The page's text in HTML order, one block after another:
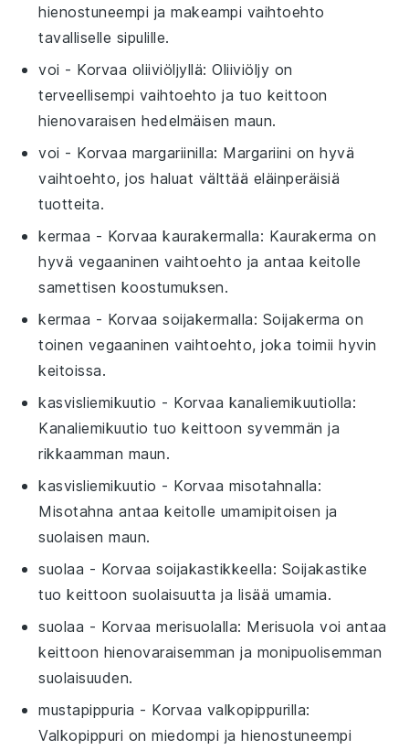
hienostuneempi ja makeampi vaihtoehto
tavalliselle sipulille.
voi - Korvaa oliiviöljyllä: Oliiviöljy on
terveellisempi vaihtoehto ja tuo keittoon
hienovaraisen hedelmäisen maun.
voi - Korvaa margariinilla: Margariini on hyvä
vaihtoehto, jos haluat välttää eläinperäisiä
tuotteita.
kermaa - Korvaakaurakermalla: Kaurakerma on
hyvä vegaaninen vaihtoehto ja antaa keitolle
samettisen koostumuksen.
kermaa - Korvaasoijakermalla: Soijakerma on
toinen vegaaninen vaihtoehto, joka toimii hyvin
keitoissa.
kasvisliemikuutio - Korvaa kanaliemikuutiolla:
Kanaliemikuutio tuo keittoon syvemmän ja
rikkaamman maun.
kasvisliemikuutio - Korvaa misotahnalla:
Misotahna antaa keitolle umamipitoisen ja
suolaisen maun.
suolaa - Korvaasoijakastikkeella: Soijakastike
tuo keittoon suolaisuutta ja lisää umamia.
suolaa - Korvaamerisuolalla: Merisuola voi antaa
keittoon hienovaraisemman ja monipuolisemman
suolaisuuden.
mustapippuria - Korvaa valkopippurilla:
Valkopippuri on miedompi ja hienostuneempi